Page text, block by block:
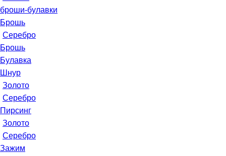
броши-булавки
Брошь
Серебро
Брошь
Булавка
Шнур
Золото
Серебро
Пирсинг
Золото
Серебро
Зажим